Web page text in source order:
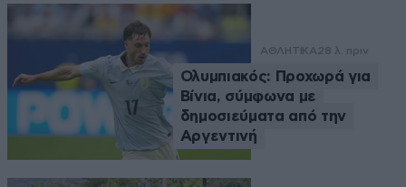
ΑΘΛΗΤΙΚΑ28 λ. πριν
Ολυμπιακός: Προχωρά για
Βίνια, σύμφωνα με
δημοσιεύματα από την
Αργεντινή